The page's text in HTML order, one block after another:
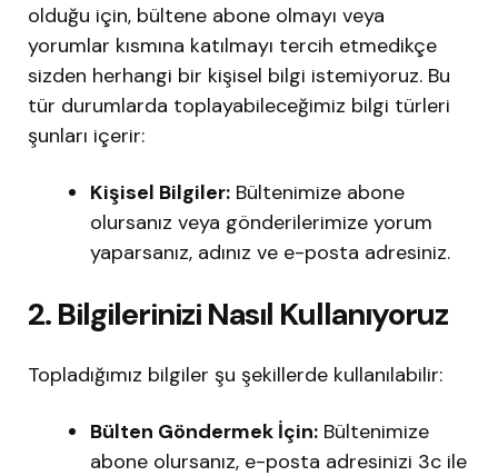
olduğu için, bültene abone olmayı veya
yorumlar kısmına katılmayı tercih etmedikçe
sizden herhangi bir kişisel bilgi istemiyoruz. Bu
tür durumlarda toplayabileceğimiz bilgi türleri
şunları içerir:
Kişisel Bilgiler: Bültenimize abone
olursanız veya gönderilerimize yorum
yaparsanız, adınız ve e-posta adresiniz.
2. Bilgilerinizi Nasıl Kullanıyoruz
Topladığımız bilgiler şu şekillerde kullanılabilir:
Bülten Göndermek İçin: Bültenimize
abone olursanız, e-posta adresinizi 3c ile